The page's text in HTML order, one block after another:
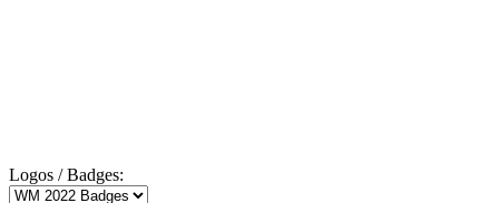
Logos / Badges: